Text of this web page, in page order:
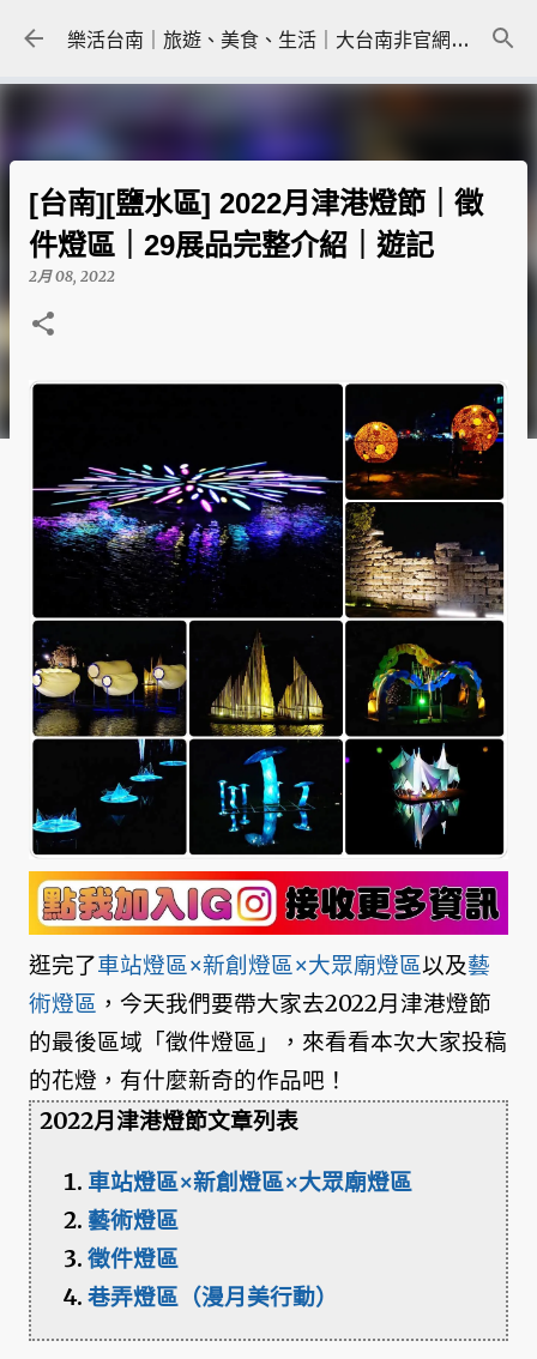
跳到主要內容 樂活台南｜旅遊、美食、生活｜大台南非官網｜tainanlohas.cc
[台南][鹽水區] 2022月津港燈節｜徵
件燈區｜29展品完整介紹｜遊記
2月 08, 2022
逛完了車站燈區×新創燈區×大眾廟燈區以及藝
術燈區 ，今天我們要帶大家去2022月津港燈節
的最後區域「徵件燈區」，來看看本次大家投稿
的花燈，有什麼新奇的作品吧！
2022月津港燈節文章列表
車站燈區×新創燈區×大眾廟燈區
藝術燈區
徵件燈區
巷弄燈區（漫月美行動）